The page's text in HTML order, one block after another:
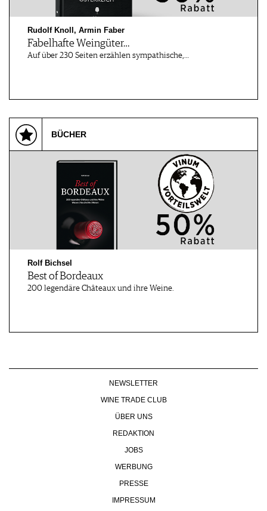
Rudolf Knoll, Armin Faber
Fabelhafte Weingüter…
Auf über 230 Seiten erzählen sympathische,…
BÜCHER
Rolf Bichsel
Best of Bordeaux
200 legendäre Châteaux und ihre Weine.
NEWSLETTER
WINE TRADE CLUB
ÜBER UNS
REDAKTION
JOBS
WERBUNG
PRESSE
IMPRESSUM